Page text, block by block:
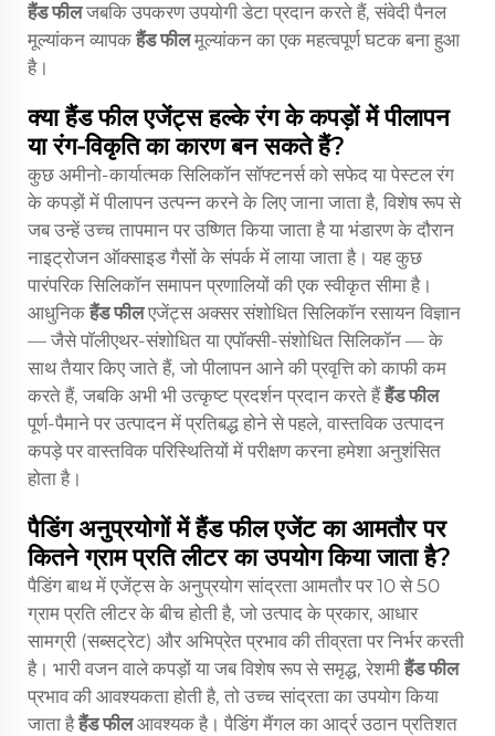
हैंड फीलजबकि उपकरण उपयोगी डेटा प्रदान करते हैं, संवेदी पैनल
मूल्यांकन व्यापकहैंड फीलमूल्यांकन का एक महत्वपूर्ण घटक बना हुआ
है।
क्या हैंड फील एजेंट्स हल्के रंग के कपड़ों में पीलापन
या रंग-विकृति का कारण बन सकते हैं?
कुछ अमीनो-कार्यात्मक सिलिकॉन सॉफ्टनर्स को सफेद या पेस्टल रंग
के कपड़ों में पीलापन उत्पन्न करने के लिए जाना जाता है, विशेष रूप से
जब उन्हें उच्च तापमान पर उष्णित किया जाता है या भंडारण के दौरान
नाइट्रोजन ऑक्साइड गैसों के संपर्क में लाया जाता है। यह कुछ
पारंपरिक सिलिकॉन समापन प्रणालियों की एक स्वीकृत सीमा है।
आधुनिकहैंड फीलएजेंट्स अक्सर संशोधित सिलिकॉन रसायन विज्ञान
— जैसे पॉलीएथर-संशोधित या एपॉक्सी-संशोधित सिलिकॉन — के
साथ तैयार किए जाते हैं, जो पीलापन आने की प्रवृत्ति को काफी कम
करते हैं, जबकि अभी भी उत्कृष्ट प्रदर्शन प्रदान करते हैंहैंड फील
पूर्ण-पैमाने पर उत्पादन में प्रतिबद्ध होने से पहले, वास्तविक उत्पादन
कपड़े पर वास्तविक परिस्थितियों में परीक्षण करना हमेशा अनुशंसित
होता है।
पैडिंग अनुप्रयोगों में हैंड फील एजेंट का आमतौर पर
कितने ग्राम प्रति लीटर का उपयोग किया जाता है?
पैडिंग बाथ में एजेंट्स के अनुप्रयोग सांद्रता आमतौर पर 10 से 50
ग्राम प्रति लीटर के बीच होती है, जो उत्पाद के प्रकार, आधार
सामग्री (सब्सट्रेट) और अभिप्रेत प्रभाव की तीव्रता पर निर्भर करती
है। भारी वजन वाले कपड़ों या जब विशेष रूप से समृद्ध, रेशमीहैंड फील
प्रभाव की आवश्यकता होती है, तो उच्च सांद्रता का उपयोग किया
जाता हैहैंड फीलआवश्यक है। पैडिंग मैंगल का आर्द्र उठान प्रतिशत